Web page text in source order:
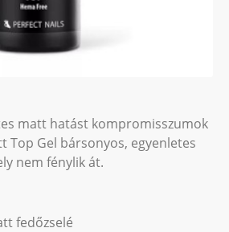
matt hatást kompromisszumok
Top Gel bársonyos, egyenletes
nem fénylik át.
fedőzselé